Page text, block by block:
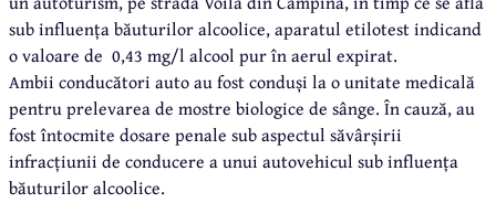
sub influența băuturilor alcoolice, aparatul etilotest indicand
o valoare de 0,43 mg/l alcool pur în aerul expirat.
Ambii conducători auto au fost conduși la o unitate medicală
pentru prelevarea de mostre biologice de sânge. În cauză, au
fost întocmite dosare penale sub aspectul săvârșirii
infracțiunii de conducere a unui autovehicul sub influența
băuturilor alcoolice.